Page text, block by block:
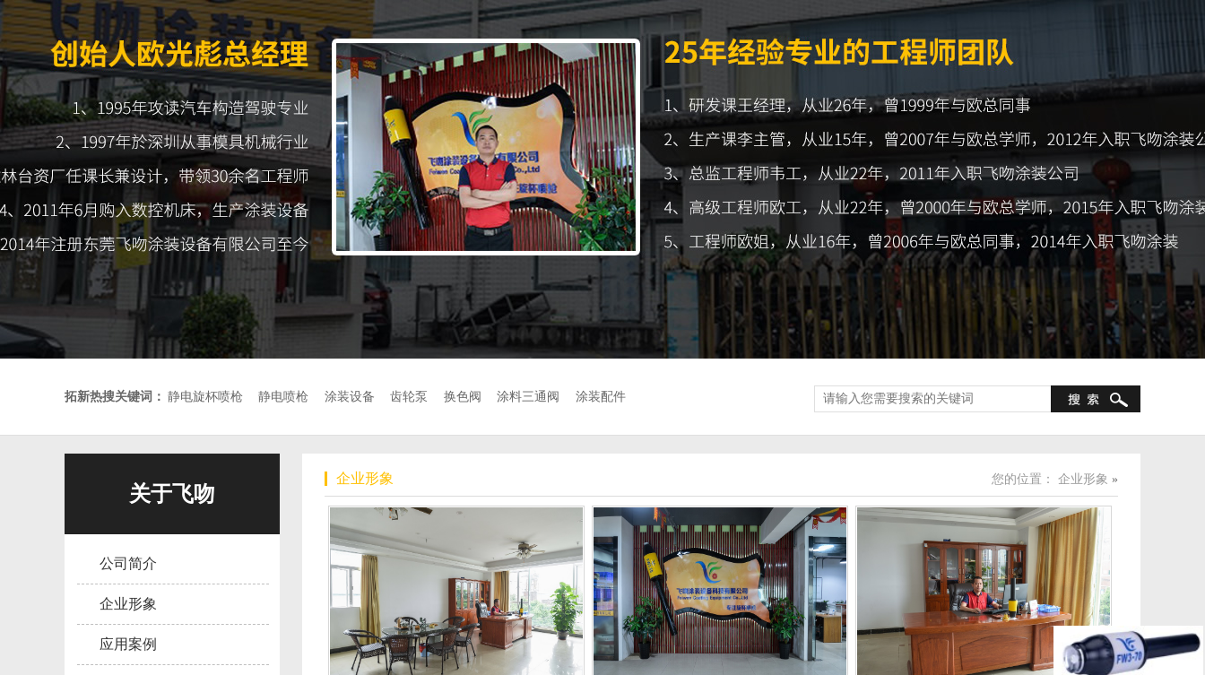
拓新热搜关键词： 静电旋杯喷枪 静电喷枪 涂装设备 齿轮泵 换色阀 涂料三通阀 涂装配件
关于飞吻
公司简介
企业形象
应用案例
企业形象 您的位置： 企业形象 »